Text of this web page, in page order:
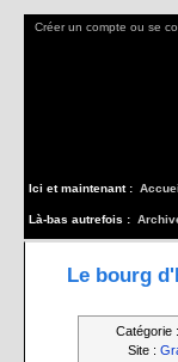
Créer un compte ou se
Ici et maintenant :
Là-bas autrefois :
Le bourg
Catégorie :
Site :